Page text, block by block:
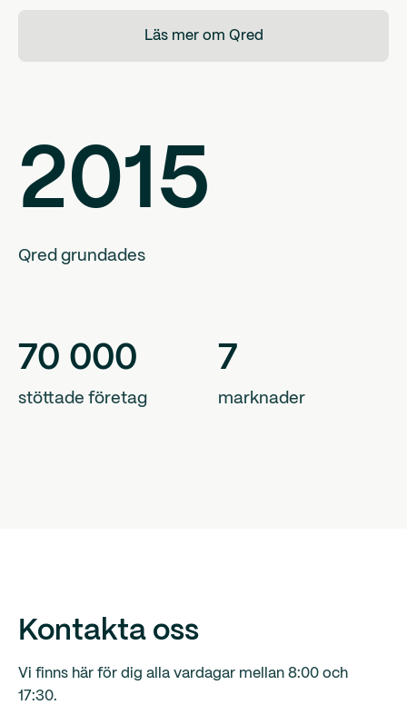
Läs mer om Qred
2015
Qred grundades
70 000
stöttade företag
7
marknader
Kontakta oss
Vi finns här för dig alla vardagar mellan 8:00 och
17:30.